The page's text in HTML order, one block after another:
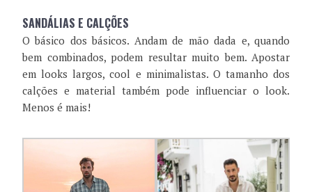
SANDÁLIAS E CALÇÕES
O básico dos básicos. Andam de mão dada e, quando
bem combinados, podem resultar muito bem. Apostar
em looks largos, cool e minimalistas. O tamanho dos
calções e material também pode influenciar o look.
Menos é mais!